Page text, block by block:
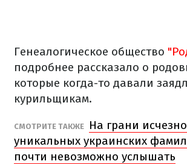
Генеалогическое общество
подробнее рассказало о
которые когда-то давали
курильщикам.
СМОТРИТЕ ТАКЖЕ
На грани
уникальных украинских
почти невозможно услышать